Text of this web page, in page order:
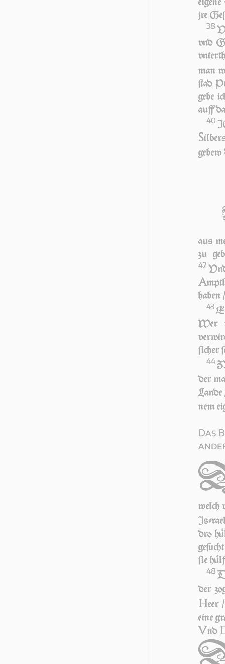
jre
38
vnd
man
ſtad
gebe
auff
40
S
aus
zu
42
A
haben
43
Wer
ſicher
44
der
nem
Das
welch
Iſ­ra­el
dro
ſie
48
der
Heer
eine
Vnd